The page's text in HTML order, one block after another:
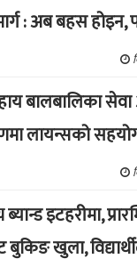
: अब बहस होइन,
बालबालिका
लायन्सको
इटहरीमा,
खुला,